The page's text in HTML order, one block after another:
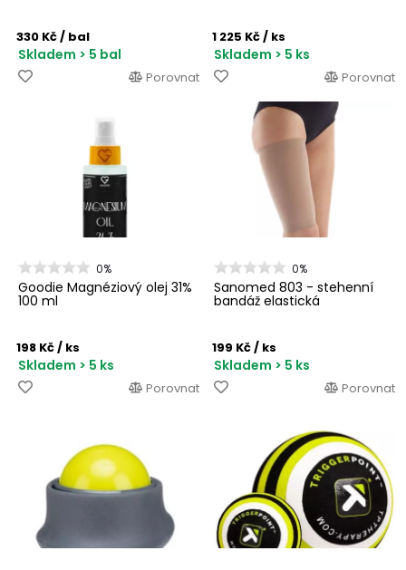
330 Kč/ bal
Skladem > 5 bal
Porovnat
1 225 Kč/ ks
Skladem > 5 ks
Porovnat
0%
Goodie Magnéziový olej 31%
100 ml
198 Kč/ ks
Skladem > 5 ks
Porovnat
0%
Sanomed 803 - stehenní
bandáž elastická
199 Kč/ ks
Skladem > 5 ks
Porovnat